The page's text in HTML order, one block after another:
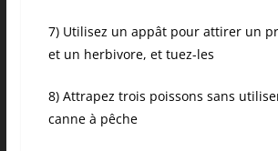
7) Utilisez un appât pour attirer un
et un herbivore, et tuez-les
8) Attrapez trois poissons sans
canne à pêche